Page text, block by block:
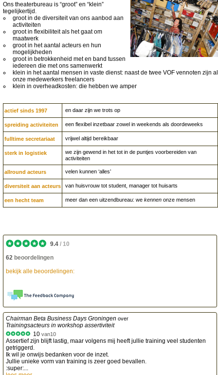
Ons theaterbureau is “groot” en “klein”
tegelijkertijd.
groot in de diversiteit van ons aanbod aan
activiteiten
groot in flexibiliteit als het gaat om
maatwerk
groot in het aantal acteurs en hun
mogelijkheden
groot in betrokkenheid met en band tussen
iedereen die met ons samenwerkt
klein in het aantal mensen in vaste dienst: naast de twee VOF vennoten zijn al
onze medewerkers freelancers
klein in overheadkosten: die hebben we amper
actief sinds 1997 en daar zijn we trots op
spreiding activiteiten een flexibel inzetbaar zowel in weekends als doordeweeks
fulltime secretariaat vrijwel altijd bereikbaar
sterk in logistiek
we zijn gewend in het tot in de puntjes voorbereiden van
activiteiten
allround acteurs velen kunnen ‘alles’
diversiteit aan acteurs van huisvrouw tot student, manager tot huisarts
een hecht team meer dan een uitzendbureau: we kennen onze mensen
9.4 / 10
62 beoordelingen
bekijk alle beoordelingen:
Chairman Beta Business Days Groningen over
Trainingsacteurs in workshop assertiviteit
10van10
Assertief zijn blijft lastig, maar volgens mij heeft jullie training veel studenten
getriggerd.
Ik wil je onwijs bedanken voor de inzet.
Jullie unieke vorm van training is zeer goed bevallen.
:super:...